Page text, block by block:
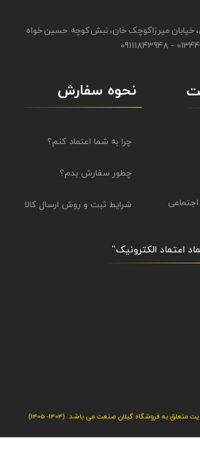
خیابان میرزاکوچک خان، نبش کوچه حسین خواه
نحوه سفارش
چرا به شما اعتماد کنم؟
چطور سفارش بدم؟
شرایط ثبت و روش ارسال کالا
به فروشگاه گیلان صنعت می باشد. (1404- 1405)
اعتماد الکترونیک​​​​​​​"